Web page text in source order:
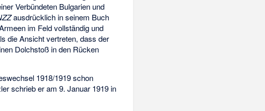
Verbündeten Bulgarien und
ausdrücklich in seinem Buch
im Feld vollständig und
die Ansicht vertreten, dass der
Dolchstoß in den Rücken
1918/1919 schon
schrieb er am 9. Januar 1919 in